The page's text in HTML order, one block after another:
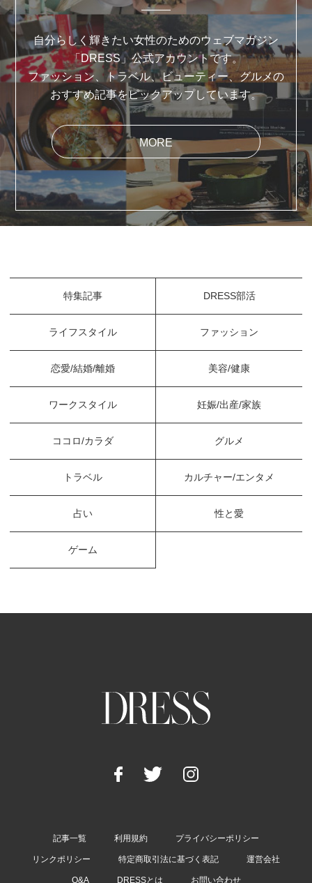
自分らしく輝きたい女性のためのウェブマガジン
「DRESS」公式アカウントです。
ファッション、トラベル、ビューティー、グルメの
おすすめ記事をピックアップしています。
MORE
特集記事 DRESS部活
ライフスタイル ファッション
恋愛/結婚/離婚 美容/健康
ワークスタイル 妊娠/出産/家族
ココロ/カラダ グルメ
トラベル カルチャー/エンタメ
占い 性と愛
ゲーム
記事一覧 利用規約 プライバシーポリシー
リンクポリシー 特定商取引法に基づく表記 運営会社
Q&A DRESSとは お問い合わせ